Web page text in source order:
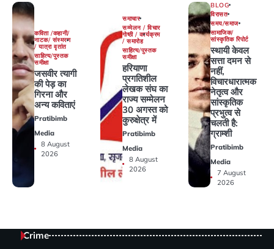
कविता /कहानी/
नाटक/ संस्मरण
/ यात्रा वृतांत
साहित्य/पुस्तक
समीक्षा
जसवीर त्यागी
की पेड़ का
गिरना और
अन्य कविताएं
Pratibimb
Media
8 August
2026
समाचार
सम्मेलन / विचार
गोष्ठी / कार्यक्रम
/ समारोह
साहित्य/पुस्तक
समीक्षा
हरियाणा
प्रगतिशील
लेखक संघ का
राज्य सम्मेलन
30 अगस्त को
कुरुक्षेत्र में
Pratibimb
Media
8 August
2026
BLOG
विरासत
समय/समाज
सामाजिक/
सांस्कृतिक रिपोर्ट
स्थायी केवल
सत्ता दमन से
नहीं,
विचारधारात्मक
नेतृत्व और
सांस्कृतिक
प्रभुत्व से
चलती है:
ग्राम्शी
Pratibimb
Media
7 August
2026
Crime